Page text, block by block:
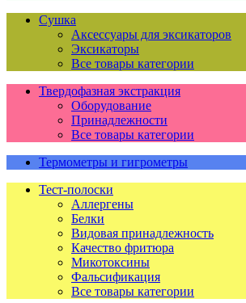
Сушка
Аксессуары для эксикаторов
Эксикаторы
Все товары категории
Твердофазная экстракция
Оборудование
Принадлежности
Все товары категории
Термометры и гигрометры
Тест-полоски
Аллергены
Белки
Видовая принадлежность
Качество фритюра
Микотоксины
Фальсификация
Все товары категории